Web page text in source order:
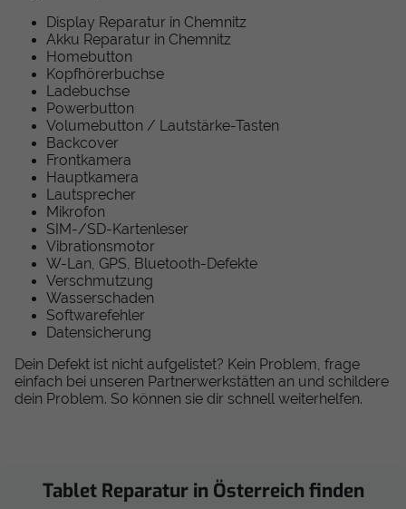
Display Reparatur in Chemnitz
Akku Reparatur in Chemnitz
Homebutton
Kopfhörerbuchse
Ladebuchse
Powerbutton
Volumebutton / Lautstärke-Tasten
Backcover
Frontkamera
Hauptkamera
Lautsprecher
Mikrofon
SIM-/SD-Kartenleser
Vibrationsmotor
W-Lan, GPS, Bluetooth-Defekte
Verschmutzung
Wasserschaden
Softwarefehler
Datensicherung
Dein Defekt ist nicht aufgelistet? Kein Problem, frage
einfach bei unseren Partnerwerkstätten an und schildere
dein Problem. So können sie dir schnell weiterhelfen.
Tablet Reparatur in Österreich finden